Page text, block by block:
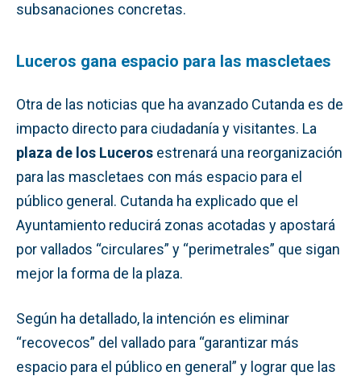
subsanaciones concretas.
Luceros gana espacio para las mascletaes
Otra de las noticias que ha avanzado Cutanda es de
impacto directo para ciudadanía y visitantes. La
plaza de los Luceros estrenará una reorganización
para las mascletaes con más espacio para el
público general. Cutanda ha explicado que el
Ayuntamiento reducirá zonas acotadas y apostará
por vallados “circulares” y “perimetrales” que sigan
mejor la forma de la plaza.
Según ha detallado, la intención es eliminar
“recovecos” del vallado para “garantizar más
espacio para el público en general” y lograr que las